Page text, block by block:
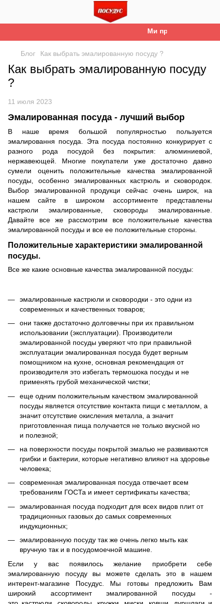
Ми працюємо. Все
Блог Как выбрать эмалированную посуду ?
Как выбрать эмалированную посуду
?
11 июля 2023
Эмалированная посуда - лучший выбор
В наше время большой популярностью пользуется
эмалировання посуда. Эта посуда постоянно конкурирует с
разного рода посудой без покрытия: алюминиевой,
нержавеющей. Многие покупатели уже достаточно давно
сумели оценить положительные качества эмалированной
посуды, особенно эмалированных кастрюль и сковородок.
Выбор эмалированной продукци сейчас очень широк, на
нашем сайте в широком ассортименте представлены
кастрюли эмалированные, сковороды эмалированные.
Давайте все же рассмотрим все положительные качества
эмалированной посуды и все ее положительные стороны.
Положительные характеристики эмалированной
посуды.
Все же какие основные качества эмалированной посуды:
эмалированные кастрюли и сковородки - это одни из
современных и качественных товаров;
они также достаточно долговечны при их правильном
использовании (эксплуатации). Производители
эмалированной посуды уверяют что при правильной
эксплуатации эмалированная посуда будет верным
помощником на кухне, основная рекомендация от
производителя это избегать термошока посуды и не
применять грубой механической чистки;
еще одним положительным качеством эмалированной
посуды является отсутствие контакта пищи с металлом, а
значит отсутствие окисления металла, а значит
приготовленная пища получается не только вкусной но
и полезной;
на поверхности посуды покрытой эмалью не развиваются
грибки и бактерии, которые негативно влияют на здоровье
человека;
современная эмалированная посуда отвечает всем
требованиям ГОСТа и имеет сертификаты качества;
эмалированная посуда подходит для всех видов плит от
традиционных газовых до самых современных
индукционных;
эмалированную посуду так же очень легко мыть как
вручную так и в посудомоечной машине.
Если у вас появилось желание приобрети себе
эмалированную посуду вы можете сделать это в нашем
интерент-магазине Посудус. Мы готовы предложить Вам
широкий ассортимент эмалированной посуды -